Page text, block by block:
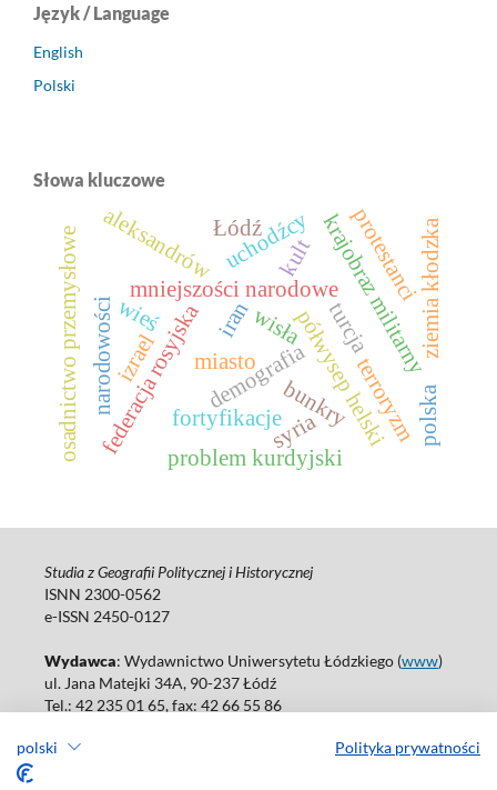
polski Polityka prywatności
Język / Language
English
Polski
Słowa kluczowe
federacja rosyjskademografia
narodowości
mniejszości narodowe
półwysep helski
krajobraz militarny
bunkry
fortyfikacje
wisła
miasto
osadnictwo przemysłowe aleksandrów
syria
iran turcja
izrael terroryzm
problem kurdyjski
uchodźcy ziemia kłodzka
kult protestanci
Łódź
wieś
polska
Studia z Geografii Politycznej i Historycznej
ISNN 2300-0562
e-ISSN 2450-0127
Wydawca: Wydawnictwo Uniwersytetu Łódzkiego (www)
ul. Jana Matejki 34A, 90-237 Łódź
Tel.: 42 235 01 65, fax: 42 66 55 86